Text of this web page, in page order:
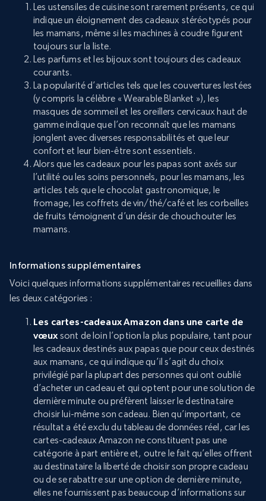
Les ustensiles de cuisine sont rarement présents, ce qui
indique un éloignement des cadeaux stéréotypés pour
les mamans, même si les machines à coudre figurent
toujours sur la liste.
Les parfums et les bijoux sont toujours des cadeaux
courants.
La popularité d’articles tels que les couvertures lestées
(y compris la célèbre « Wearable Blanket »), les
masques de sommeil et les oreillers cervicaux haut de
gamme indique que l’on reconnaît que les mamans
jonglent avec diverses responsabilités et que leur
confort et leur bien-être sont essentiels.
Alors que les cadeaux pour les papas sont axés sur
l’utilité ou les soins personnels, pour les mamans, les
articles tels que le chocolat gastronomique, le
fromage, les coffrets de vin/thé/café et les corbeilles
de fruits témoignent d’un désir de chouchouter les
mamans.
Informations supplémentaires
Voici quelques informations supplémentaires recueillies dans
les deux catégories :
Les cartes-cadeaux Amazon dans une carte de
vœux sont de loin l’option la plus populaire, tant pour
les cadeaux destinés aux papas que pour ceux destinés
aux mamans, ce qui indique qu’il s’agit du choix
privilégié par la plupart des personnes qui ont oublié
d’acheter un cadeau et qui optent pour une solution de
dernière minute ou préfèrent laisser le destinataire
choisir lui-même son cadeau. Bien qu’important, ce
résultat a été exclu du tableau de données réel, car les
cartes-cadeaux Amazon ne constituent pas une
catégorie à part entière et, outre le fait qu’elles offrent
au destinataire la liberté de choisir son propre cadeau
ou de se rabattre sur une option de dernière minute,
elles ne fournissent pas beaucoup d’informations sur